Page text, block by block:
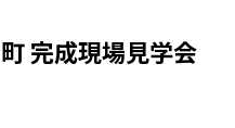
完成現場見学会